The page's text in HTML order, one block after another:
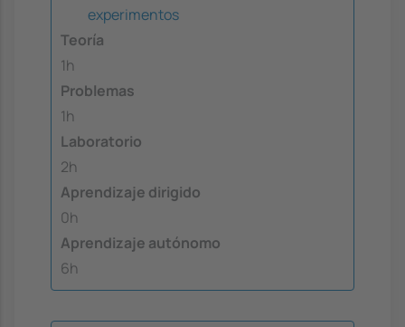
experimentos
Teoría
1h
Problemas
1h
Laboratorio
2h
Aprendizaje dirigido
0h
Aprendizaje autónomo
6h